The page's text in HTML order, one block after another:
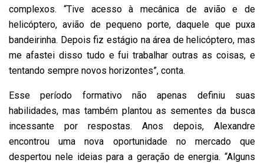
complexos. “Tive acesso à mecânica de avião e de
helicóptero, avião de pequeno porte, daquele que puxa
bandeirinha. Depois fiz estágio na área de helicóptero, mas
me afastei disso tudo e fui trabalhar outras as coisas, e
tentando sempre novos horizontes”, conta.
Esse período formativo não apenas definiu suas
habilidades, mas também plantou as sementes da busca
incessante por respostas. Anos depois, Alexandre
encontrou uma nova oportunidade no mercado que
despertou nele ideias para a geração de energia. “Alguns